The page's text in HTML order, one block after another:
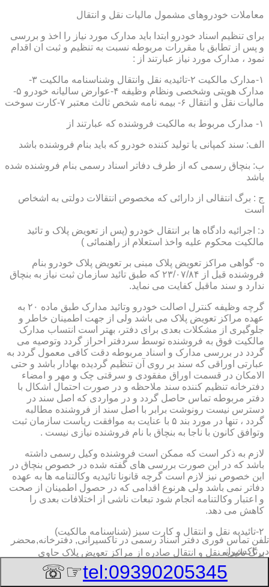
معاملات خودروهای مشمول مالیات نقل و انتقال
برای تنظیم اسناد خودرو ابتدا باید مدارک مورد نیاز را اخذ و بررسی
و پس از تطابق با مقررات مربوطه نسبت به تنظیم و ثبت ان اقدام
نمود ، مدارک مورد نیاز عبارتند از :
۱-مدارک مالکیت ۲-تائیدیه نقل وانتقال وشناسنامه مالکیت ۳-
مدارک هویتی وشخصی ونظام وظیفه ۴-عوارض سالیانه خودرو ۵-
مالیات نقل و انتقال ۶- بیمه نامه شخص ثالث معتبر ۷-کارت سوخت
۱- مدارک مربوط به مالکیت فروشنده که عبارتند از
الف: سند کمپانی یا تولید کننده خودرو که باید بنام فروشنده باشد
ب: بنچاق رسمی که از طرف دفاتر اسناد رسمی بنام فروشنده شده
باشد
ج : برگ انتقالی از دارائی که مخصوص انتقالات دولتی به اشخاص
است
د: اجرائیه دادگاه ها بر انتقال خودرو (پس از تعویض پلاک و تائید
مالکیت محکوم علیه واخذ استعلام از راهنمائی )
ه- گواهی مراکز تعویض پلاک مبنی بر تعویض پلاک خودرو بنام
فروشنده قبل از ۲۳/۰۷/۸۴ که طبق تائید سازمان ثبت نیاز به بنچاق
ندارد و سند ماقبل کفایت می نماید.
گرچه وظیفه کنترل اصالت خودرو وتائید مدارک طبق ماده ۲۰ به
عهده مراکز تعویض پلاک می باشد ولی از جهت اطمینان خاطر و
جلوگیری از مشکلات بعدی برای دفتر، بهتر است انتساب مدارک
مالکیت فوق به فروشنده توسط سردفتر احراز گردد وتوصیه می
گردد در بررسی مدارک و اسناد مربوطه دقت کافی معمول گردد به
عبارتی اوراقی که سند بر روی آن تنظیم گردیده بهادار باشد و حتی
الامکان در قسمت اوراق مفقودی و سرقتی چک و مهر و امضاء
دفترخانه تنظیم کننده سند ملاحظه و در صورت احتمال اشکال با
دفتر مربوطه تماس حاصل گردد و در مواردی که اصل سند در
دسترس نیست رونوشت برابر با اصل سند از فروشنده مطالبه
گردد ، تنها در مورد بند ۵ با عنایت به موافقت ریاست سازمان ثبت
وتوافق کانون با ناجا به بنچاق با نام فروشنده نیازی نیست .
لازم به ذکر است که ممکن است فروشنده وکیل رسمی داشته
باشد که در این صورت بررسی های گفته شده در خصوص بنچاق در
این خصوص نیز لازم است گرچه قانونا تائیدیه وکالتنامه ها به عهده
دفاتر نمی باشد ولی هرنوع اقدامی که در حصول اطمینان از صحت
و اعتبار وکالتنامه انجام شود تبعات ناشی از اختلافات بعدی را
کاهش می دهد.
۲-تائیدیه نقل و انتقال و کارت سبز (شناسنامه مالکیت)
برگ تائیدیه نقل و انتقال صادره از مراکز تعویض پلاک حاوی
مشخصات کامل خودرو اعم از نوع ، سیستم ، مدل ، رنگ ، شماره
تلفن تماس فوری دفتر اسناد رسمی در تاکسیرانی, دفترخانه,محضر
در تاکسیرانی
tel:09390205345
☞☏